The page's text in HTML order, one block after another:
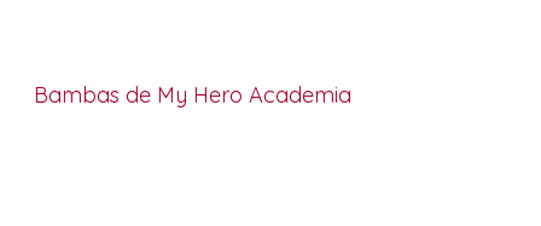
Bambas de My Hero Academia